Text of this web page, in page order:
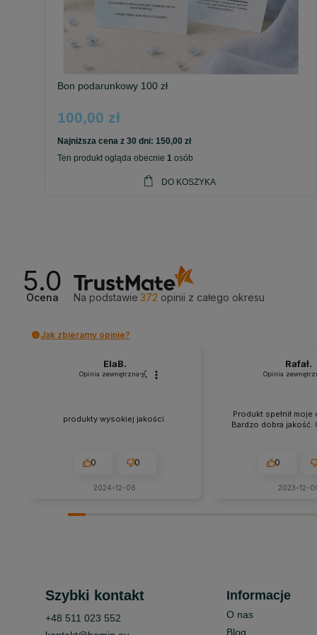
Bon zachowuje ważność przez 12 miesięcy od daty zakupu.
Więcej niż prezent
To nie jest zwykły voucher.
Mała Rzecz. Wielkie Przesłanie.
Bon podarunkowy 100 zł
100,00 zł
Najniższa cena z 30 dni: 150,00 zł
Ten produkt ogląda obecnie 1 osób
DO KOSZYKA
5.0
Ocena Na podstawie 372 opinii z całego okresu
Jak zbieramy opinie?
ElaB.
Opinia zewnętrzna
produkty wysokiej jakości.
0 0
2024-12-06
Rafał.
Opinia
Produkt spełnił moje
Bardzo dobra jakość.
0
2023-12-
Szybki kontakt
+48 511 023 552
Informacje
O nas
Blog